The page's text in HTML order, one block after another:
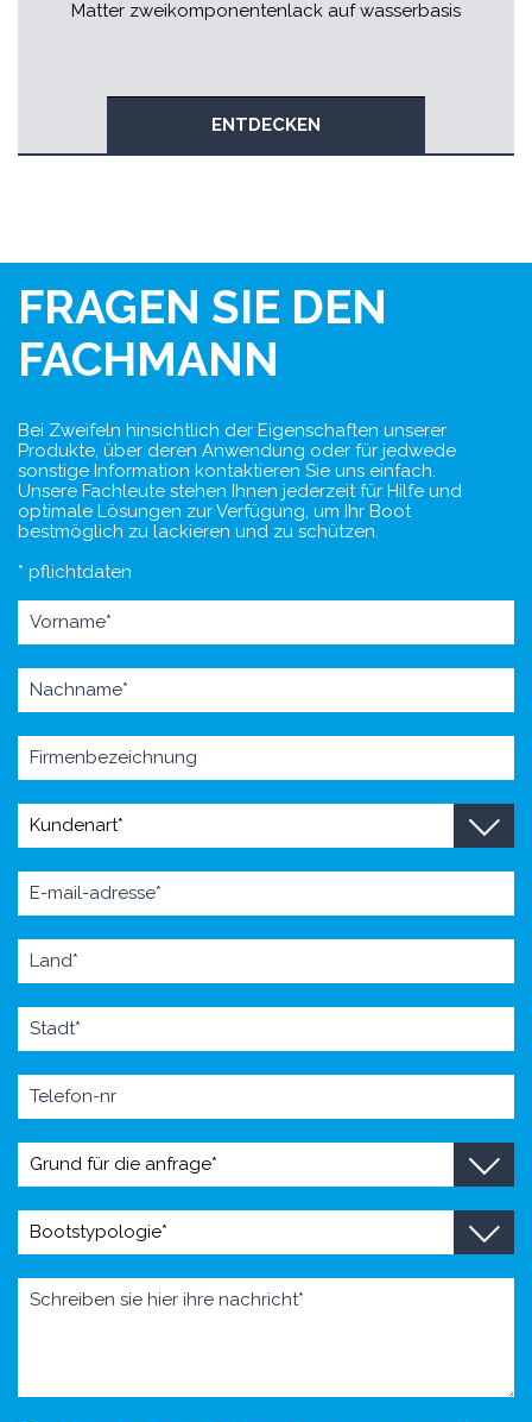
Matter zweikomponentenlack auf wasserbasis
ENTDECKEN
FRAGEN SIE DEN
FACHMANN
Bei Zweifeln hinsichtlich der Eigenschaften unserer
Produkte, über deren Anwendung oder für jedwede
sonstige Information kontaktieren Sie uns einfach.
Unsere Fachleute stehen Ihnen jederzeit für Hilfe und
optimale Lösungen zur Verfügung, um Ihr Boot
bestmöglich zu lackieren und zu schützen.
* pflichtdaten